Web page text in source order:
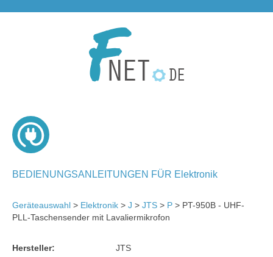
BEDIENUNGSANLEITUNGEN FÜR Elektronik
Geräteauswahl > Elektronik > J > JTS > P > PT-950B - UHF-
PLL-Taschensender mit Lavaliermikrofon
Hersteller:
JTS